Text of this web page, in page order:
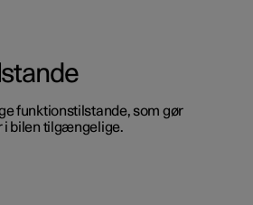
funktionstilstande, som gør
i bilen tilgængelige.